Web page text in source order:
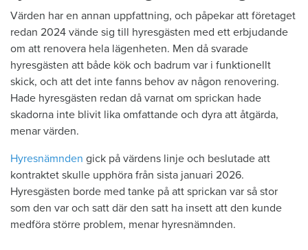
Värden har en annan uppfattning, och påpekar att företaget
redan 2024 vände sig till hyresgästen med ett erbjudande
om att renovera hela lägenheten. Men då svarade
hyresgästen att både kök och badrum var i funktionellt
skick, och att det inte fanns behov av någon renovering.
Hade hyresgästen redan då varnat om sprickan hade
skadorna inte blivit lika omfattande och dyra att åtgärda,
menar värden.
Hyresnämnden gick på värdens linje och beslutade att
kontraktet skulle upphöra från sista januari 2026.
Hyresgästen borde med tanke på att sprickan var så stor
som den var och satt där den satt ha insett att den kunde
medföra större problem, menar hyresnämnden.